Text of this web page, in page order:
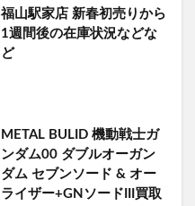
福山駅家店 新春初売りから
1週間後の在庫状況などな
ど
METAL BULID 機動戦士ガ
ンダム00 ダブルオーガン
ダム セブンソード & オー
ライザー+GNソードIII買取